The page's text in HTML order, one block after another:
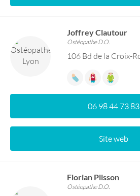
Joffrey Clautour
Ostéopathe D.O.
106 Bd de la Croix-
06 98 44 73 83
Site web
Florian Plisson
Ostéopathe D.O.